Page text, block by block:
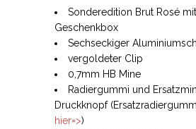
Sonderedition Brut Rosé mit
Geschenkbox
Sechseckiger
vergoldeter Clip
0,7mm HB Mine
Radiergummi und
Druckknopf
hier=>)